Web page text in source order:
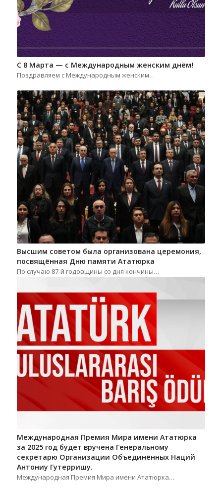
С 8 Марта — с Международным женским днём!
Поздравляем с Международным женским…
Высшим советом была организована церемония,
посвящённая Дню памяти Ататюрка
По случаю 87-й годовщины со дня кончины…
Международная Премия Мира имени Ататюрка
за 2025 год будет вручена Генеральному
секретарю Организации Объединённых Наций
Антониу Гутерришу.
Международная Премия Мира имени Ататюрка…